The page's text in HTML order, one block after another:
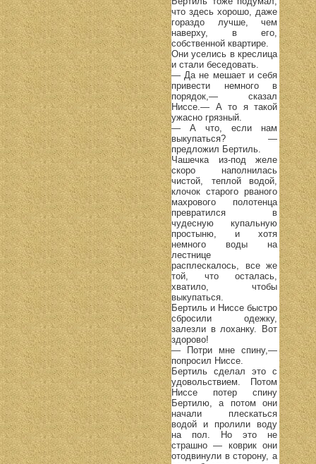
что здесь хорошо, даже
гораздо лучше, чем
наверху, в его,
собственной квартире.
Они уселись в креслица
и стали беседовать.
— Да не мешает и себя
привести немного в
порядок,— сказал
Ниссе.— А то я такой
ужасно грязный.
— А что, если нам
выкупаться? —
предложил Бертиль.
Чашечка из-под желе
скоро наполнилась
чистой, теплой водой,
клочок старого рваного
махрового полотенца
превратился в
чудесную купальную
простыню, и хотя
немного воды на
лестнице
расплескалось, все же
той, что осталась,
хватило, чтобы
выкупаться.
Бертиль и Ниссе быстро
сбросили одежку,
залезли в лоханку. Вот
здорово!
— Потри мне спину,—
попросил Ниссе.
Бертиль сделал это с
удовольствием. Потом
Ниссе потер спину
Бертилю, а потом они
начали плескаться
водой и пролили воду
на пол. Но это не
страшно — коврик они
отодвинули в сторону, а